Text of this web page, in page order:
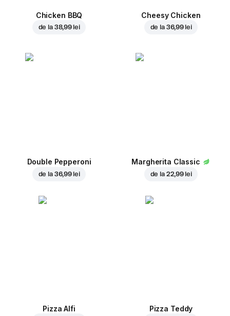
Chicken BBQ
de la 38,99 lei
Cheesy Chicken
de la 36,99 lei
Double Pepperoni
de la 36,99 lei
Margherita Classic
de la 22,99 lei
Pizza Alfi Pizza Teddy